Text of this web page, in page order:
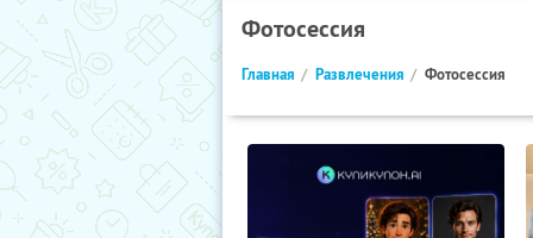
Фотосессия
Главная Развлечения Фотосессия